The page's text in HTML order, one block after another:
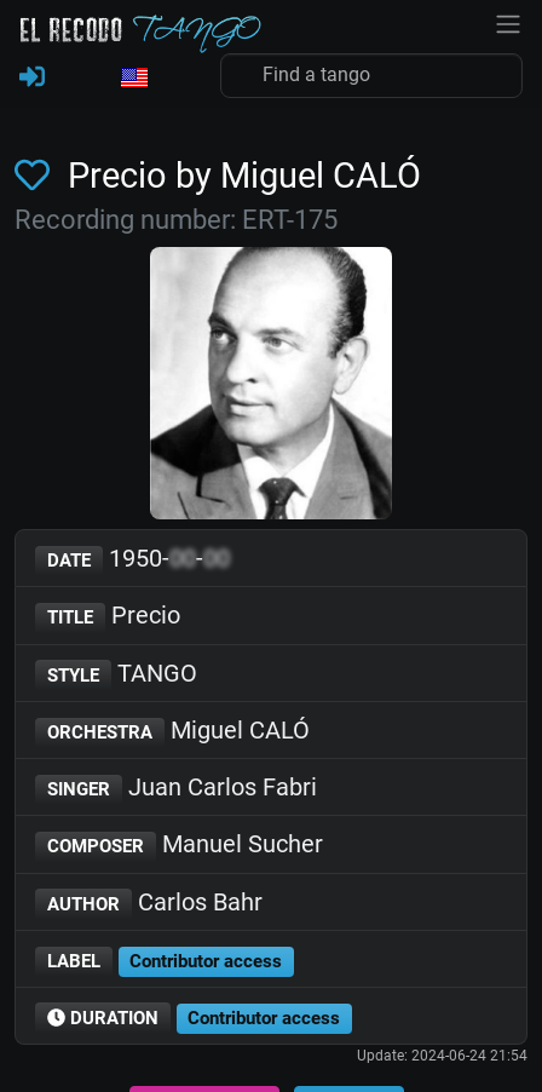
Precio by Miguel CALÓ
Recording number: ERT-175
DATE 1950-00-00
TITLE Precio
STYLE TANGO
ORCHESTRA Miguel CALÓ
SINGER Juan Carlos Fabri
COMPOSER Manuel Sucher
AUTHOR Carlos Bahr
LABEL Contributor access
DURATION Contributor access
Update: 2024-06-24 21:54